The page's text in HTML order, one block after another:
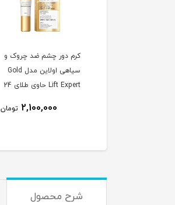
کرم دور چشم ضد چروک و
سیاهی اولاین مدل Gold
Lift Expert حاوی طلای 24
2,100,000 تومان
شرح محصول